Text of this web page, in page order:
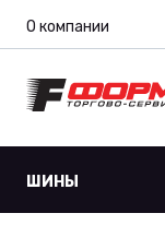
О компании
ШИНЫ